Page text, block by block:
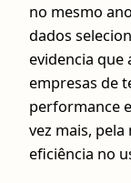
no mesmo
dados
evidencia que
empresas de
performance
vez mais,
eficiência no